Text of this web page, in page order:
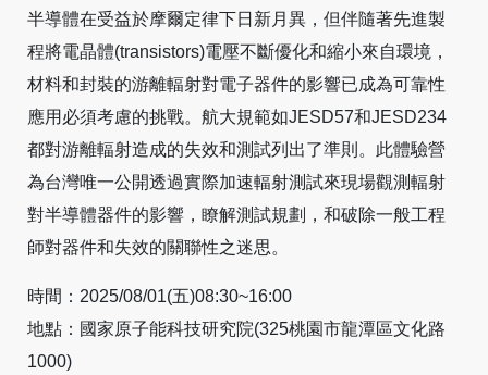
半導體在受益於摩爾定律下日新月異，但伴隨著先進製
程將電晶體(transistors)電壓不斷優化和縮小來自環境，
材料和封裝的游離輻射對電子器件的影響已成為可靠性
應用必須考慮的挑戰。航大規範如JESD57和JESD234
都對游離輻射造成的失效和測試列出了準則。此體驗營
為台灣唯一公開透過實際加速輻射測試來現場觀測輻射
對半導體器件的影響，瞭解測試規劃，和破除一般工程
師對器件和失效的關聯性之迷思。
時間：2025/08/01(五)08:30~16:00
地點：國家原子能科技研究院(325桃園市龍潭區文化路
1000)